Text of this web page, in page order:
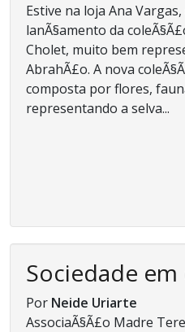
Estive na loja Ana
lanÃ§amento da
Cholet, muito bem
AbrahÃ£o. A nova
composta por flores,
representando a selva...
Sociedade
Por Neide Uriarte
AssociaÃ§Ã£o Madre